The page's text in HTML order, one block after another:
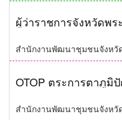
สำนักงานพัฒนาชุมชนจังหวั
สำนักงานพัฒนาชุมชนจังหวั